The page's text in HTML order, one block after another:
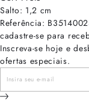
Salto: 1,2 cm
Referência:
cadastre-se para
Inscreva-se hoje e
ofertas especiais.